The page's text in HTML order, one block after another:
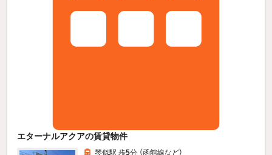
エターナルアクアの賃貸物件
琴似駅 歩5分 （函館線など）